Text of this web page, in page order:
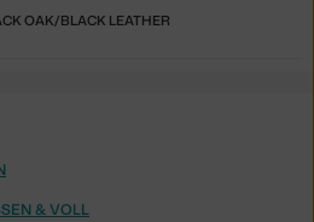
OAK/BLACK LEATHER
& VOLL